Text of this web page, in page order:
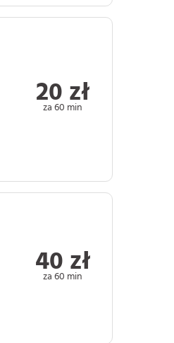
20 zł
za 60 min
40 zł
za 60 min